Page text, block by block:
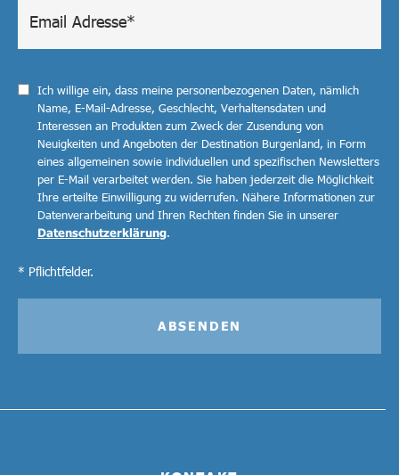
Ich willige ein, dass meine personenbezogenen Daten, nämlich
Name, E-Mail-Adresse, Geschlecht, Verhaltensdaten und
Interessen an Produkten zum Zweck der Zusendung von
Neuigkeiten und Angeboten der Destination Burgenland, in Form
eines allgemeinen sowie individuellen und spezifischen Newsletters
per E-Mail verarbeitet werden. Sie haben jederzeit die Möglichkeit
Ihre erteilte Einwilligung zu widerrufen. Nähere Informationen zur
Datenverarbeitung und Ihren Rechten finden Sie in unserer
Datenschutzerklärung.
* Pflichtfelder.
ABSENDEN